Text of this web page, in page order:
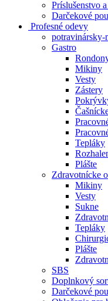
Príslušenstvo
Darčekové
Profesné odevy
potravinársky-
Gastro
Mikiny
Vesty
Zástery
Tepláky
Plášte
Zdravotnícke
Mikiny
Vesty
Sukne
Tepláky
Plášte
SBS
Doplnkový
Darčekové